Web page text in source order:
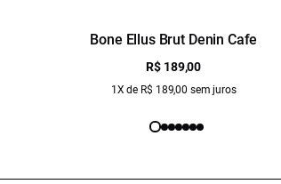
Bone Ellus Brut Denin Cafe
R$ 189,00
1X de R$ 189,00 sem juros